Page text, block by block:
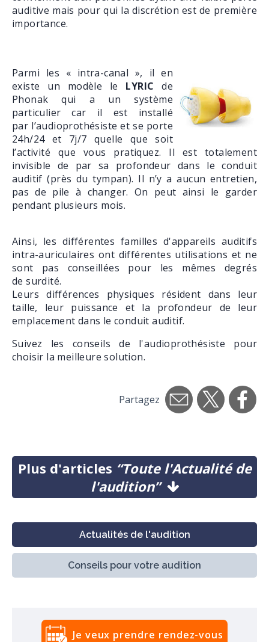
auditive mais pour qui la discrétion est de première
importance.
Parmi les « intra-canal », il en
existe un modèle le LYRIC de
Phonak qui a un système
particulier car il est installé
par l’audioprothésiste et se porte
24h/24 et 7j/7 quelle que soit
l’activité que vous pratiquez. Il est totalement
invisible de par sa profondeur dans le conduit
auditif (près du tympan). Il n’y a aucun entretien,
pas de pile à changer. On peut ainsi le garder
pendant plusieurs mois.
Ainsi, les différentes familles d'appareils auditifs
intra-auriculaires ont différentes utilisations et ne
sont pas conseillées pour les mêmes degrés
de surdité.
Leurs différences physiques résident dans leur
taille, leur puissance et la profondeur de leur
emplacement dans le conduit auditif.
Suivez les conseils de l'audioprothésiste pour
choisir la meilleure solution.
Partagez
Plus d'articles “Toute l'Actualité de
l'audition”
Actualités de l'audition
Conseils pour votre audition
Je veux prendre rendez-vous